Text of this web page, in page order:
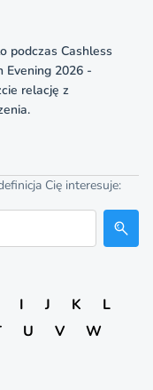
podczas Cashless
Evening 2026 -
relację z
Cię interesuje:
I J K
L
U V
W